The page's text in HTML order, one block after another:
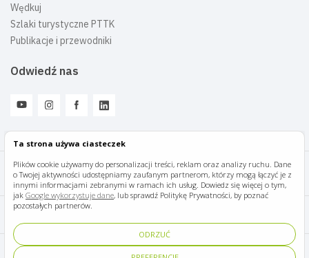
Ta strona używa ciasteczek
Plików cookie używamy do personalizacji treści, reklam oraz analizy ruchu. Dane
o Twojej aktywności udostępniamy zaufanym partnerom, którzy mogą łączyć je z
innymi informacjami zebranymi w ramach ich usług. Dowiedz się więcej o tym,
jak Google wykorzystuje dane, lub sprawdź Politykę Prywatności, by poznać
pozostałych partnerów.
ODRZUĆ
Wędkuj
Szlaki turystyczne PTTK
Publikacje i przewodniki
Odwiedź nas
Mazury Travel © 2026
Polityka prywatności